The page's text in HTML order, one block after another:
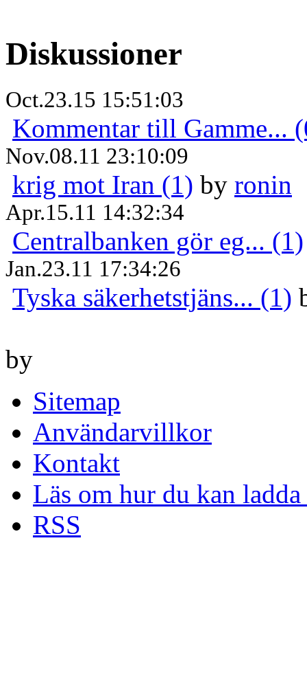
Diskussioner
Oct.23.15 15:51:03
Kommentar till Gamme...
Nov.08.11 23:10:09
krig mot Iran (1) by ronin
Apr.15.11 14:32:34
Centralbanken gör eg... (1)
Jan.23.11 17:34:26
Tyska säkerhetstjäns... (1)
by
Sitemap
Användarvillkor
Kontakt
Läs om hur du kan
RSS